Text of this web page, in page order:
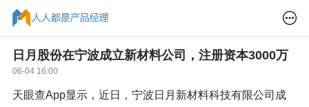
日月股份在宁波成立新材料公司，注册资本3000万
06-04 16:00
天眼查App显示，近日，宁波日月新材料科技有限公司成